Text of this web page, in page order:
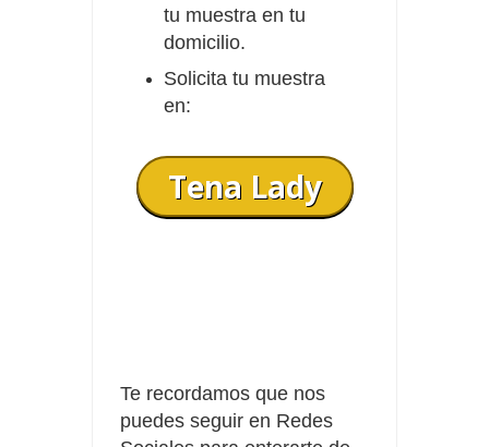
tu muestra en tu
domicilio.
Solicita tu muestra
en:
Tena Lady
Te recordamos que nos
puedes seguir en Redes